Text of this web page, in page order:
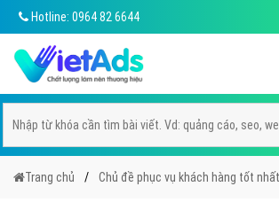
Hotline: 0964 82 6644
Trang chủ Chủ đề phục vụ khách hàng tốt nhất